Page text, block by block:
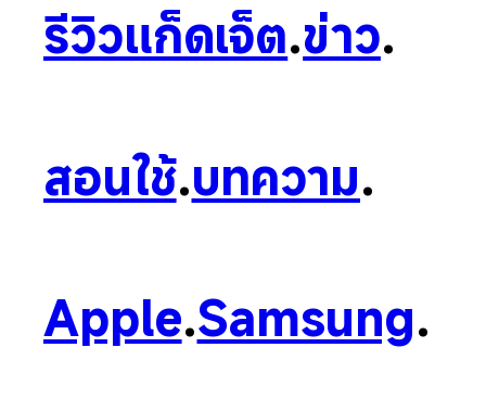
รีวิวแก็ดเจ็ต.ข่าว.
สอนใช้.บทความ.
Apple.Samsung.